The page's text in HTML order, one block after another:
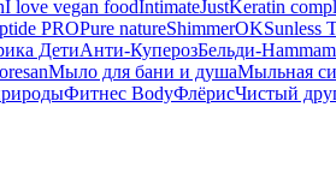
I love vegan foodIntimateJustKeratin
PROPure natureShimmerOKSunless
ДетиАнти-КуперозБельди-Hammam
Мыло для бани и душаМыльная
Фитнес BodyФлёрисЧистый